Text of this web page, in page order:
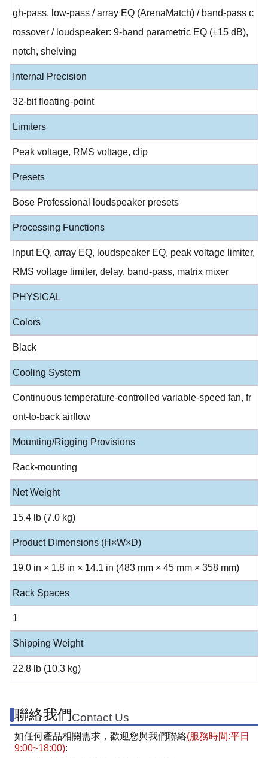
gh-pass, low-pass / array EQ (ArenaMatch) / band-pass c
rossover / loudspeaker: 9-band parametric EQ (±15 dB),
notch, shelving
Internal Precision
32-bit floating-point
Limiters
Peak voltage, RMS voltage, clip
Presets
Bose Professional loudspeaker presets
Processing Functions
Input EQ, array EQ, loudspeaker EQ, peak voltage limiter,
RMS voltage limiter, delay, band-pass, matrix mixer
PHYSICAL
Colors
Black
Cooling System
Continuous temperature-controlled variable-speed fan, fr
ont-to-back airflow
Mounting/Rigging Provisions
Rack-mounting
Net Weight
15.4 lb (7.0 kg)
Product Dimensions (H×W×D)
19.0 in × 1.8 in × 14.1 in (483 mm × 45 mm × 358 mm)
Rack Spaces
1
Shipping Weight
22.8 lb (10.3 kg)
聯絡我們Contact Us
如任何產品相關需求，歡迎您與我們聯絡(服務時間:平日
9:00~18:00):